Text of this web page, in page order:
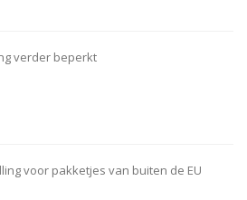
verder beperkt
voor pakketjes van buiten de EU